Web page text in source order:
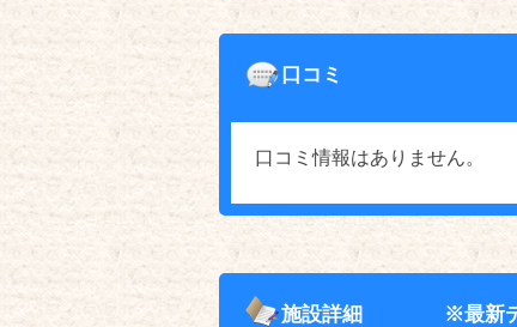
口コミ
口コミ情報はありません。
施設詳細 ※最新